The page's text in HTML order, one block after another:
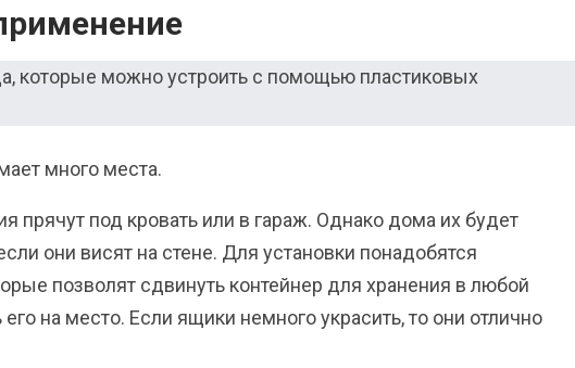
много места.
прячут под кровать или в гараж. Однако дома их будет
они висят на стене. Для установки понадобятся
позволят сдвинуть контейнер для хранения в любой
на место. Если ящики немного украсить, то они отлично